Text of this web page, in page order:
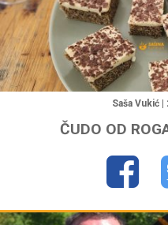
Saša Vukić
ČUDO OD